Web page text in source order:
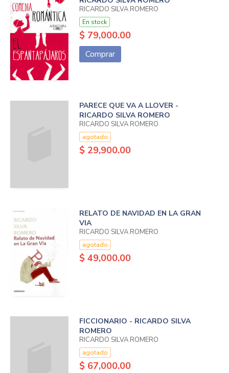
RICARDO SILVA ROMERO
En stock
$ 79,000.00
Comprar
PARECE QUE VA A LLOVER -
RICARDO SILVA ROMERO
RICARDO SILVA ROMERO
agotado
$ 29,900.00
RELATO DE NAVIDAD EN LA GRAN
VIA
RICARDO SILVA ROMERO
agotado
$ 49,000.00
FICCIONARIO - RICARDO SILVA
ROMERO
RICARDO SILVA ROMERO
agotado
$ 67,000.00